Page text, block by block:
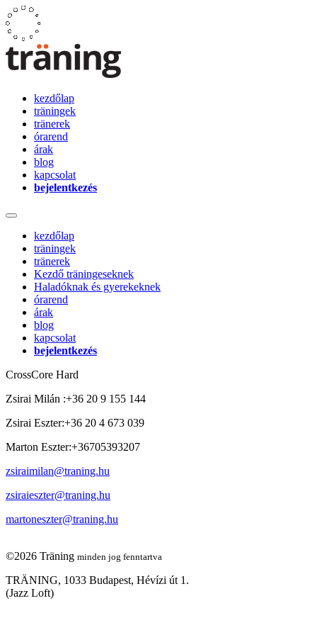
kezdőlap
träningek
tränerek
órarend
árak
blog
kapcsolat
bejelentkezés
kezdőlap
träningek
tränerek
Kezdő träningeseknek
Haladóknak és gyerekeknek
órarend
árak
blog
kapcsolat
bejelentkezés
CrossCore Hard
Zsirai Milán :+36 20 9 155 144
Zsirai Eszter:+36 20 4 673 039
Marton Eszter:+36705393207
zsiraimilan@traning.hu
zsiraieszter@traning.hu
martoneszter@traning.hu
©2026 Träning minden jog fenntartva
TRÄNING, 1033 Budapest, Hévízi út 1.
(Jazz Loft)